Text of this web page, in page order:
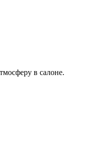
в салоне.